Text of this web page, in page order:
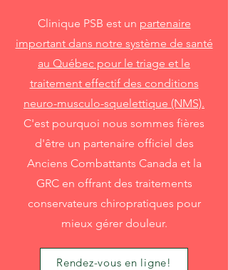
Clinique PSB est un partenaire
important dans notre système de santé
au Québec pour le triage et le
traitement effectif des conditions
neuro-musculo-squelettique (NMS).
C'est pourquoi nous sommes fières
d'être un partenaire officiel des
Anciens Combattants Canada et la
GRC en offrant des traitements
conservateurs chiropratiques pour
mieux gérer douleur.
Rendez-vous en ligne!